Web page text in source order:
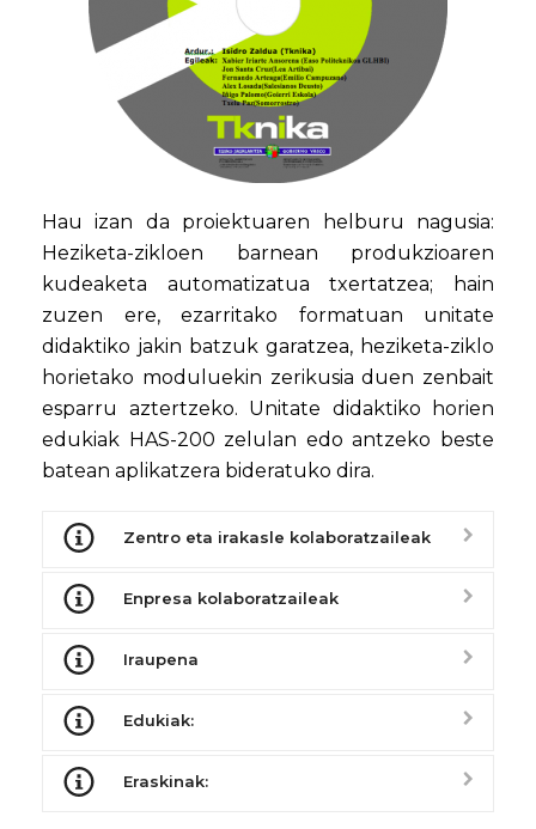
Hau izan da proiektuaren helburu nagusia:
Heziketa-zikloen barnean produkzioaren
kudeaketa automatizatua txertatzea; hain
zuzen ere, ezarritako formatuan unitate
didaktiko jakin batzuk garatzea, heziketa-ziklo
horietako moduluekin zerikusia duen zenbait
esparru aztertzeko. Unitate didaktiko horien
edukiak HAS-200 zelulan edo antzeko beste
batean aplikatzera bideratuko dira.
Zentro eta irakasle kolaboratzaileak
Enpresa kolaboratzaileak
Iraupena
Edukiak:
Eraskinak: